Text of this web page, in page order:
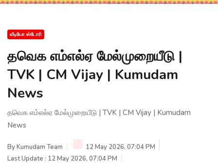
வீடியோ ஸ்டோரி
தவெக எம்எல்ஏ மேல்முறையீடு |
TVK | CM Vijay | Kumudam
News
தவெக எம்எல்ஏ மேல்முறையீடு | TVK | CM Vijay | Kumudam
News
ByKumudam Team
12 May 2026, 07:04 PM
Last Update : 12 May 2026, 07:04 PM